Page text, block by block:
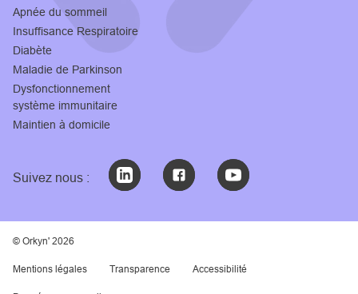
Apnée du sommeil
Insuffisance Respiratoire
Diabète
Maladie de Parkinson
Dysfonctionnement
système immunitaire
Maintien à domicile
Suivez nous :
© Orkyn' 2026
Mentions légales Transparence Accessibilité